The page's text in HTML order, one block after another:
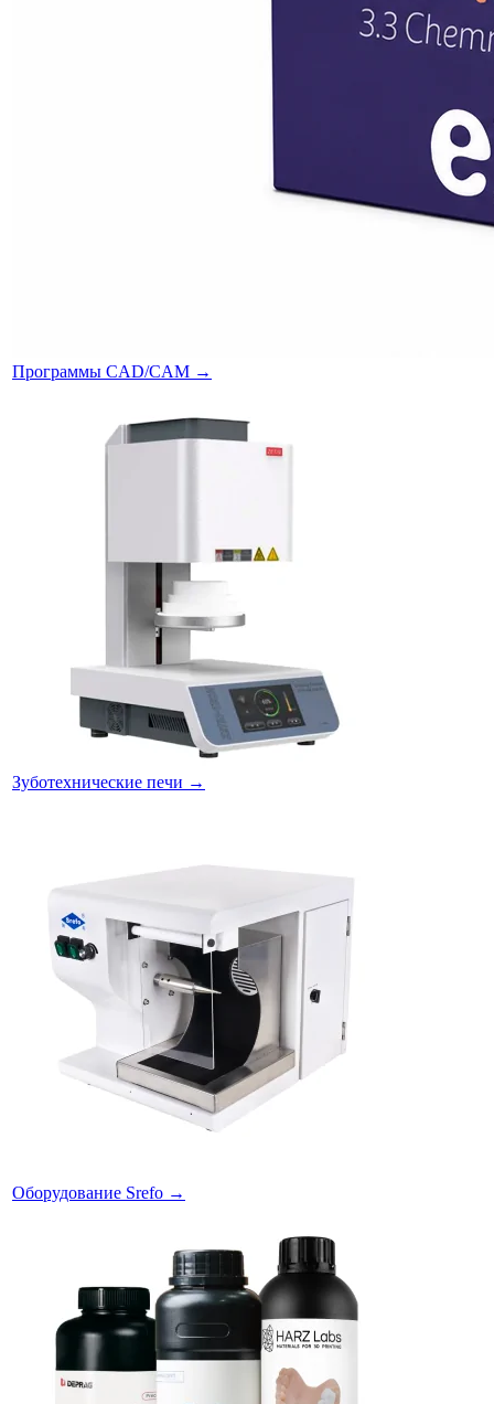
Программы CAD/CAM →
Зуботехнические печи →
Оборудование Srefo →